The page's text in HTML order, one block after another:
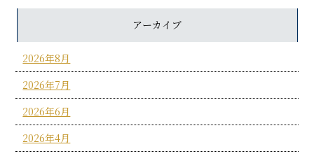
アーカイブ
2026年8月
2026年7月
2026年6月
2026年4月